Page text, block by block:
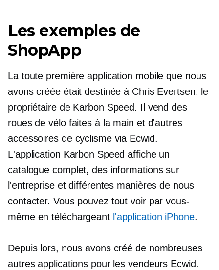
Les exemples de
ShopApp
La toute première application mobile que nous
avons créée était destinée à Chris Evertsen, le
propriétaire de Karbon Speed. Il vend des
roues de vélo faites à la main et d'autres
accessoires de cyclisme via Ecwid.
L'application Karbon Speed ​​affiche un
catalogue complet, des informations sur
l'entreprise et différentes manières de nous
contacter. Vous pouvez tout voir par vous-
même en téléchargeant l'application iPhone.
Depuis lors, nous avons créé de nombreuses
autres applications pour les vendeurs Ecwid.